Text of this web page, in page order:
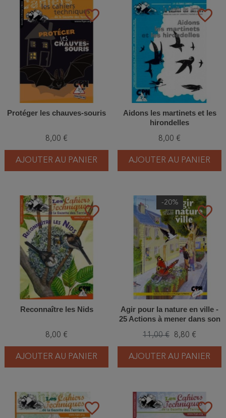
favorite_border
Protéger les chauves-souris
8,00 €
AJOUTER AU PANIER
favorite_border
Aidons les martinets et les
hirondelles
8,00 €
AJOUTER AU PANIER
favorite_border
Reconnaître les Nids
8,00 €
AJOUTER AU PANIER
favorite_border
-20%
Agir pour la nature en ville -
25 Actions à mener dans son
11,00 € 8,80 €
AJOUTER AU PANIER
favorite_border favorite_border